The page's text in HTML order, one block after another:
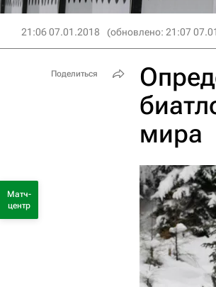
21:06 07.01.2018 (обновлено: 21:07
мира
Поделиться
Матч-
центр